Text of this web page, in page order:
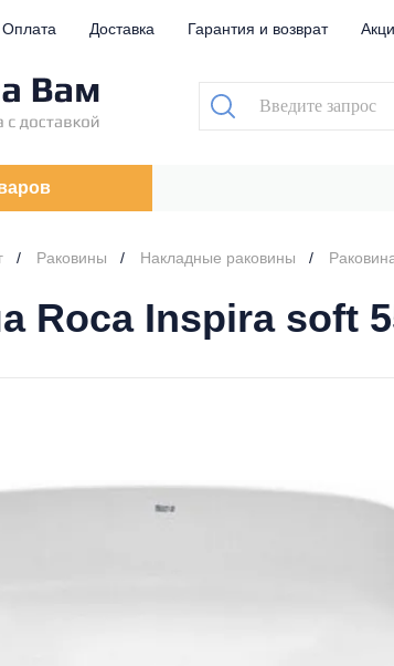
Оплата Доставка Гарантия и возврат
Раковины Накладные раковины
Roca Inspira soft